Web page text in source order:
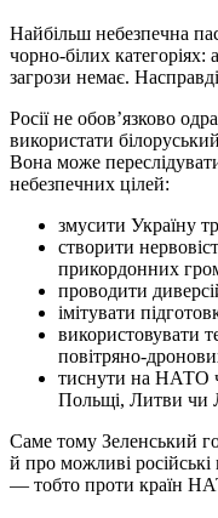
Найбільш небезпечна
чорно-білих категоріях:
загрози немає.
Росії не обов’язково
використати
Вона може
небезпечних цілей:
змусити Україну
створити
прикордонних
проводити
імітувати
використовувати
повітряно-
тиснути на НАТО
Польщі, Литви чи
Саме тому Зеленський
й про можливі російські
— тобто проти країн